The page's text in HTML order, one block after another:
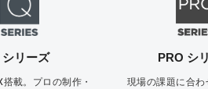
シリーズ
載。プロの制作・
PRO シ
現場の課題に合わ